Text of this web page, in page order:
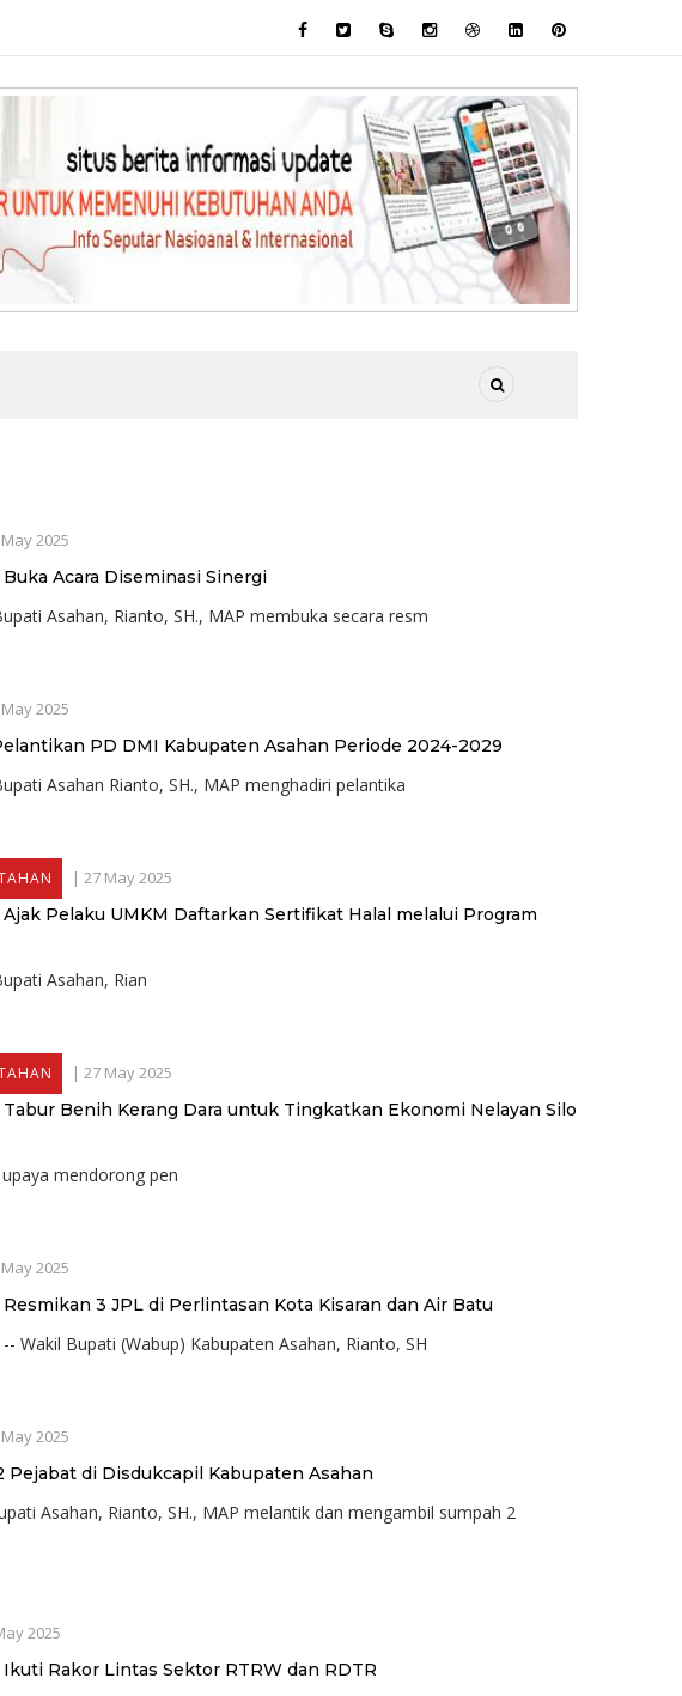
2025
Acara Diseminasi Sinergi
Asahan, Rianto, SH., MAP membuka secara resm
2025
PD DMI Kabupaten Asahan Periode 2024-2029
Asahan Rianto, SH., MAP menghadiri pelantika
|27 May 2025
Pelaku UMKM Daftarkan Sertifikat Halal melalui Program
Asahan, Rian
|27 May 2025
Benih Kerang Dara untuk Tingkatkan Ekonomi Nelayan Silo
mendorong pen
May 2025
3 JPL di Perlintasan Kota Kisaran dan Air Batu
-- Wakil Bupati (Wabup) Kabupaten Asahan, Rianto, SH
May 2025
Pejabat di Disdukcapil Kabupaten Asahan
Asahan, Rianto, SH., MAP melantik dan mengambil sumpah 2
2025
Rakor Lintas Sektor RTRW dan RDTR